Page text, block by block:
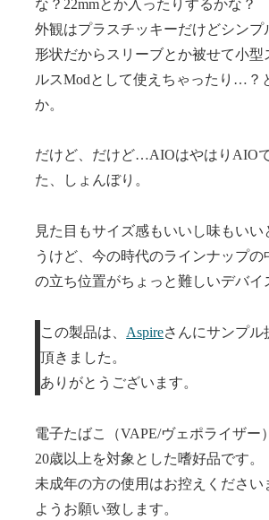
な？22mmとか入ったりするかな？
外観はプラスチッキーだけどシンプ
形状だからスリーブとか被せて小型
ルスModとして使えちゃったり…？
か。
だけど、だけど…AIOはやはりAIO
た、しょんぼり。
見た目もサイズ感もいいし味もいい
うけど、今の時代のラインナップの
の立ち位置がちょっと難しいデバイ
この製品は、 Aspireさんにサンプル
頂きました。
ありがとうございます。
電子たばこ（VAPE/ヴェポライザー
20歳以上を対象とした嗜好品です。
未成年の方の使用はお控えください
ようお願い致します。